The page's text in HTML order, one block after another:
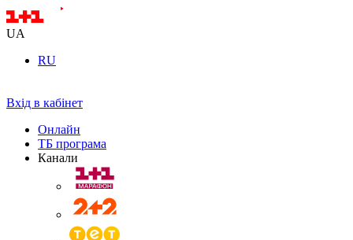
UA
RU
Вхід в кабінет
Онлайн
ТБ програма
Канали